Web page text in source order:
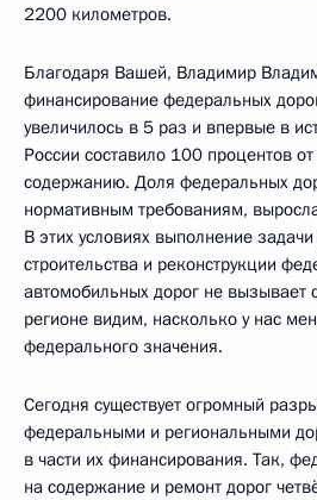
2200 километров.
Благодаря Вашей, Владимир
финансирование федеральных
увеличилось в 5 раз и впервые в
России составило 100 процентов
содержанию. Доля федеральных
нормативным требованиям,
В этих условиях выполнение
строительства и реконструкции
автомобильных дорог не
регионе видим, насколько у нас
федерального значения.
Сегодня существует огромный
федеральными и региональными
в части их финансирования. Так,
на содержание и ремонт дорог